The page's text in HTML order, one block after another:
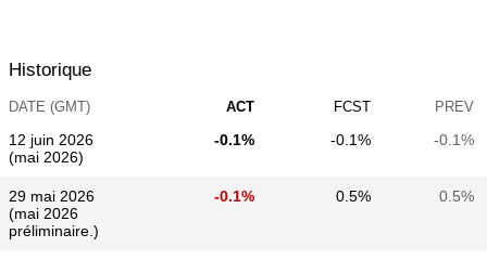
Historique
DATE (GMT) ACT FCST PREV
12 juin 2026
(mai 2026)
-0.1% -0.1% -0.1%
29 mai 2026
(mai 2026
préliminaire.)
-0.1% 0.5% 0.5%